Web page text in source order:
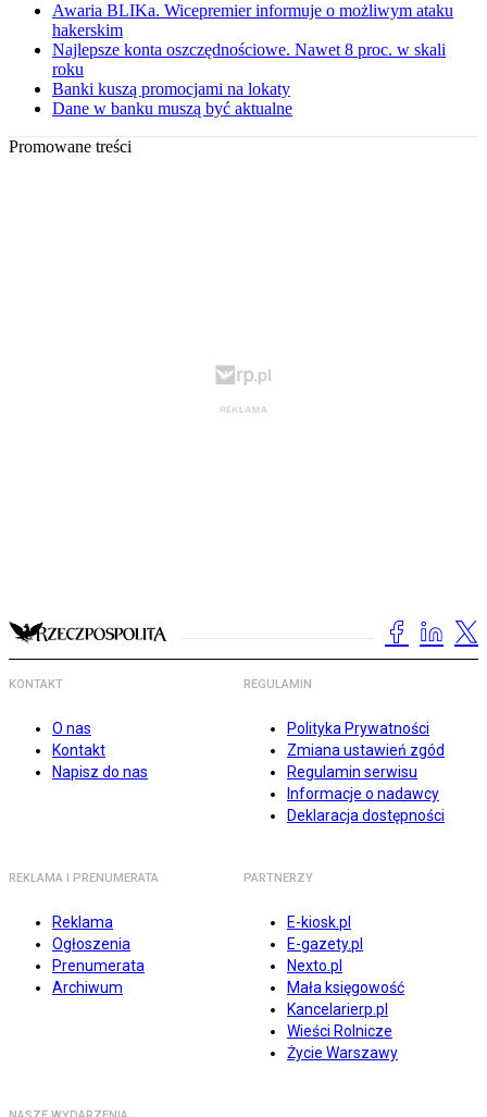
Awaria BLIKa. Wicepremier informuje o możliwym ataku
hakerskim
Najlepsze konta oszczędnościowe. Nawet 8 proc. w skali
roku
Banki kuszą promocjami na lokaty
Dane w banku muszą być aktualne
Promowane treści
KONTAKT
O nas
Kontakt
Napisz do nas
REGULAMIN
Polityka Prywatności
Zmiana ustawień zgód
Regulamin serwisu
Informacje o nadawcy
Deklaracja dostępności
REKLAMA I PRENUMERATA
Reklama
Ogłoszenia
Prenumerata
Archiwum
PARTNERZY
E-kiosk.pl
E-gazety.pl
Nexto.pl
Mała księgowość
Kancelarierp.pl
Wieści Rolnicze
Życie Warszawy